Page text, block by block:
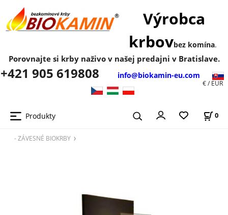
Výrobca
krbovbez komína.
Porovnajte si krby naživo v našej predajni v Bratislave.
+421 905 619808 info@biokamin-eu.com
Produkty 0
€ / EUR
- ZÁVESNÉ BIOKRBY